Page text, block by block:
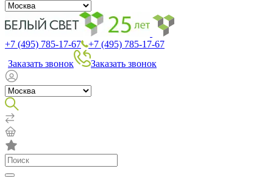
+7 (495) 785-17-67
+7 (495) 785-17-67
Заказать звонок
Заказать звонок